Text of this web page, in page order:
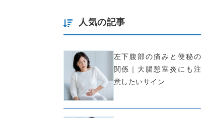
人気の記事
左下腹部の痛みと便秘の
関係｜大腸憩室炎にも注
意したいサイン